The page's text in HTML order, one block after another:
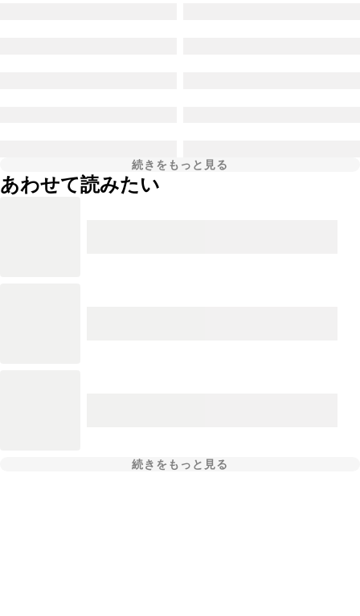
続きをもっと見る
あわせて読みたい
続きをもっと見る